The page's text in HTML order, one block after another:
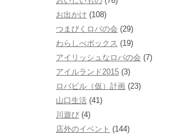
お出かけ (108)
つまびくロバの会 (29)
わらしべボックス (19)
アイリッシュなロバの会 (7)
アイルランド2015 (3)
ロバビル（仮）計画 (23)
山口生活 (41)
川遊び (4)
店外のイベント (144)